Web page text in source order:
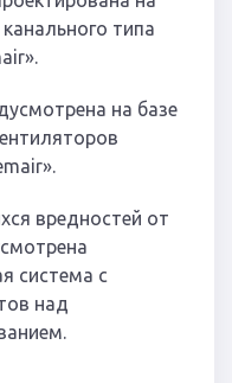
типа
на базе
вредностей от
система с
над